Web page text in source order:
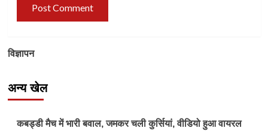
विज्ञापन
अन्य खेल
Other Sports
कबड्डी मैच में भारी बवाल, जमकर चली कुर्सियां, वीडियो हुआ वायरल